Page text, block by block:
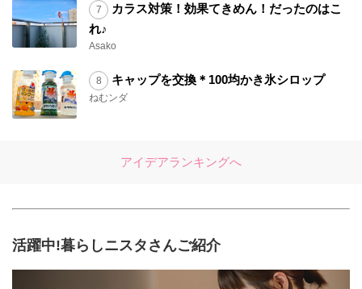
カラス対策！効果てきめん！だったのはこ
れ♪
Asako
キャップを交換＊100均かき氷シロップ
ねむンダ
アイデアランキングへ
活躍中!暮らしニスタさんご紹介